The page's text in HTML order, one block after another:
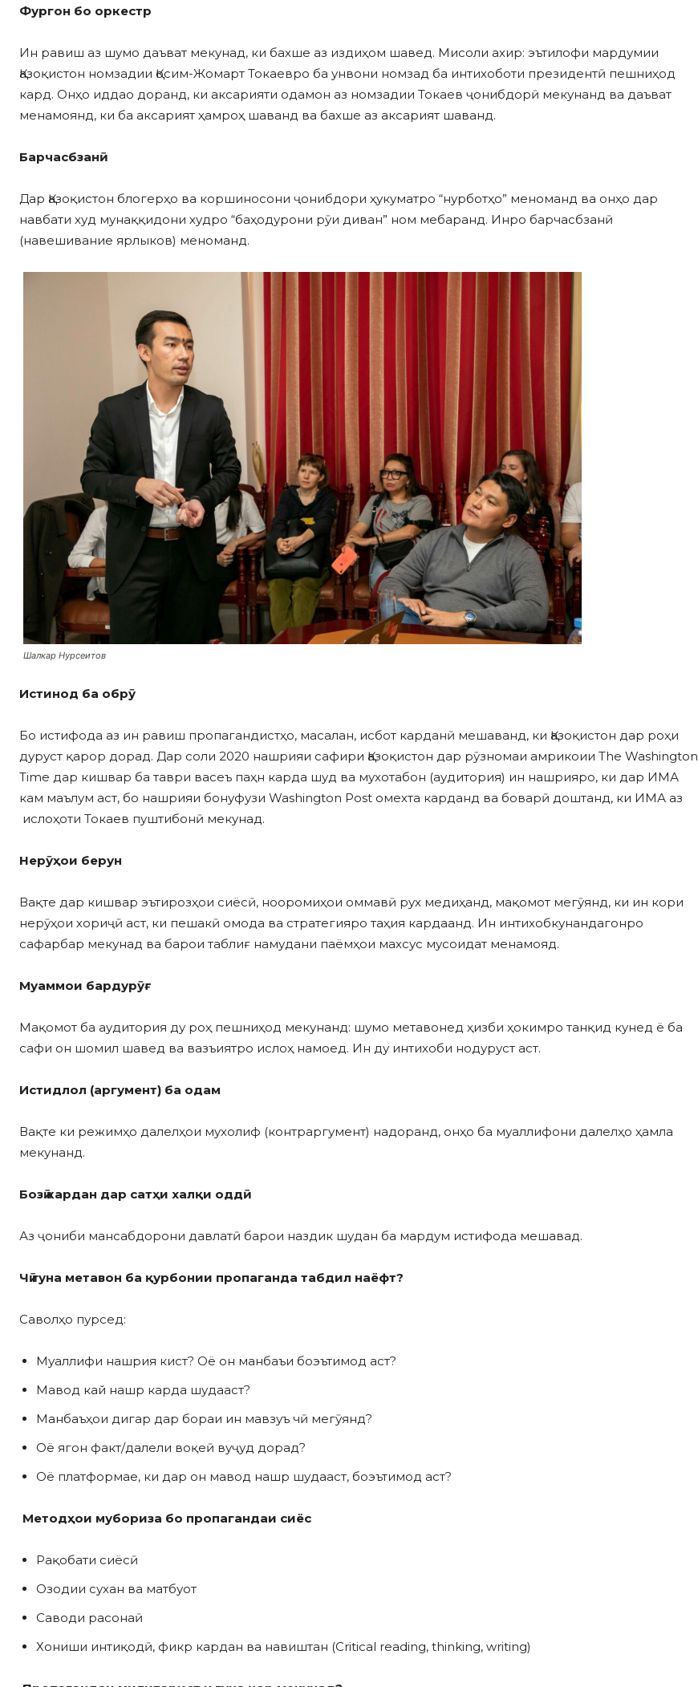
Фургон бо оркестр
Ин равиш аз шумо даъват мекунад, ки бахше аз издиҳом шавед. Мисоли ахир: эътилофи мардумии
Қазоқистон номзадии Қосим-Жомарт Токаевро ба унвони номзад ба интихоботи президентӣ пешниҳод
кард. Онҳо иддао доранд, ки аксарияти одамон аз номзадии Токаев ҷонибдорӣ мекунанд ва даъват
менамоянд, ки ба аксарият ҳамроҳ шаванд ва бахше аз аксарият шаванд.
Барчасбзанӣ
Дар Қазоқистон блогерҳо ва коршиносони ҷонибдори ҳукуматро “нурботҳо” меноманд ва онҳо дар
навбати худ мунаққидони худро “баҳодурони рӯи диван” ном мебаранд. Инро барчасбзанӣ
(навешивание ярлыков) меноманд.
Шалкар Нурсеитов
Истинод ба обрӯ
Бо истифода аз ин равиш пропагандистҳо, масалан, исбот карданӣ мешаванд, ки Қазоқистон дар роҳи
дуруст қарор дорад. Дар соли 2020 нашрияи сафири Қазоқистон дар рӯзномаи амрикоии The Washington
Time дар кишвар ба таври васеъ паҳн карда шуд ва мухотабон (аудитория) ин нашрияро, ки дар ИМА
кам маълум аст, бо нашрияи бонуфузи Washington Post омехта карданд ва боварӣ доштанд, ки ИМА аз
ислоҳоти Токаев пуштибонӣ мекунад.
Нерӯҳои берун
Вақте дар кишвар эътирозҳои сиёсӣ, нооромиҳои оммавӣ рух медиҳанд, мақомот мегӯянд, ки ин кори
нерӯҳои хориҷӣ аст, ки пешакӣ омода ва стратегияро таҳия кардаанд. Ин интихобкунандагонро
сафарбар мекунад ва барои таблиғ намудани паёмҳои махсус мусоидат менамояд.
Муаммои бардурӯғ
Мақомот ба аудитория ду роҳ пешниҳод мекунанд: шумо метавонед ҳизби ҳокимро танқид кунед ё ба
сафи он шомил шавед ва вазъиятро ислоҳ намоед. Ин ду интихоби нодуруст аст.
Истидлол (аргумент) ба одам
Вақте ки режимҳо далелҳои мухолиф (контраргумент) надоранд, онҳо ба муаллифони далелҳо ҳамла
мекунанд.
Бозӣ кардан дар сатҳи халқи оддӣ
Аз ҷониби мансабдорони давлатӣ барои наздик шудан ба мардум истифода мешавад.
Чӣгуна метавон ба қурбонии пропаганда табдил наёфт?
Саволҳо пурсед:
Муаллифи нашрия кист? Оё он манбаъи боэътимод аст?
Мавод кай нашр карда шудааст?
Манбаъҳои дигар дар бораи ин мавзуъ чӣ мегӯянд?
Оё ягон факт/далели воқеӣ вуҷуд дорад?
Оё платформае, ки дар он мавод нашр шудааст, боэътимод аст?
Методҳои мубориза бо пропагандаи сиёс
Рақобати сиёсӣ
Озодии сухан ва матбуот
Саводи расонаӣ
Хониши интиқодӣ, фикр кардан ва навиштан (Critical reading, thinking, writing)